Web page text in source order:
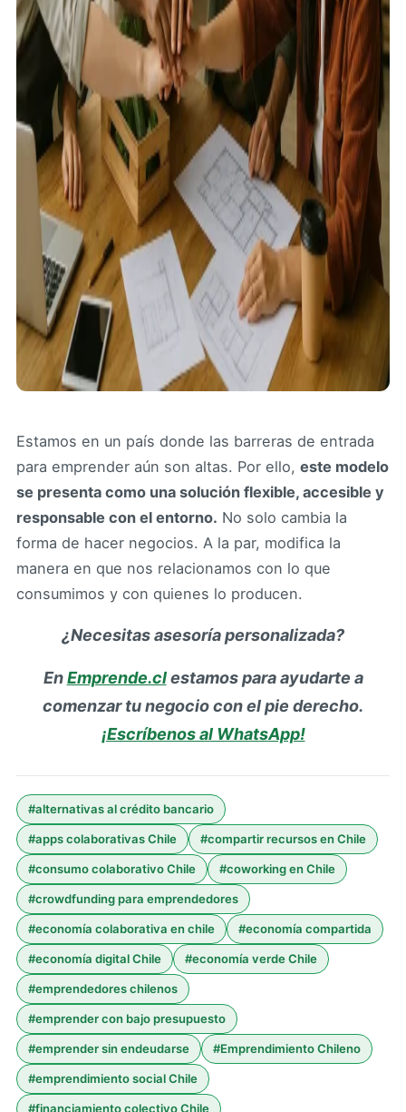
Estamos en un país donde las barreras de entrada
para emprender aún son altas. Por ello, este modelo
se presenta como una solución flexible, accesible y
responsable con el entorno. No solo cambia la
forma de hacer negocios. A la par, modifica la
manera en que nos relacionamos con lo que
consumimos y con quienes lo producen.
¿Necesitas asesoría personalizada?
EnEmprende.clestamos para ayudarte a
comenzar tu negocio con el pie derecho.
¡Escríbenos al WhatsApp!
#alternativas al crédito bancario
#apps colaborativas Chile #compartir recursos en Chile
#consumo colaborativo Chile #coworking en Chile
#crowdfunding para emprendedores
#economía colaborativa en chile #economía compartida
#economía digital Chile #economía verde Chile
#emprendedores chilenos
#emprender con bajo presupuesto
#emprender sin endeudarse #Emprendimiento Chileno
#emprendimiento social Chile
#financiamiento colectivo Chile